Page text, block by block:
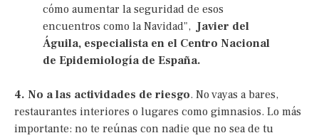
cómo aumentar la seguridad de esos
encuentros como la Navidad",Javier del
Águila, especialista en el Centro Nacional
de Epidemiología de España.
4. No a las actividades de riesgo. No vayas a bares,
restaurantes interiores o lugares como gimnasios. Lo más
importante: no te reúnas con nadie que no sea de tu